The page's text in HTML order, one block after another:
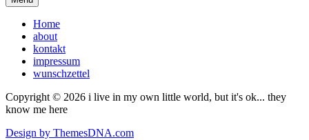
Home
about
kontakt
impressum
wunschzettel
Copyright © 2026 i live in my own little world, but it's ok... they
know me here
Design by ThemesDNA.com